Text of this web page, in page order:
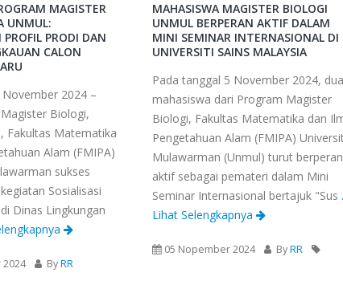
MAGISTER
UNMUL:
PROFIL PRODI DAN
CALON
2024 –
Biologi,
Fakultas Matematika
Alam (FMIPA)
sukses
Sosialisasi
Dinas Lingkungan
ByRR
MAHASISWA MAGISTER BIOLOGI
UNMUL BERPERAN AKTIF DALAM
MINI SEMINAR INTERNASIONAL DI
UNIVERSITI SAINS MALAYSIA
Pada tanggal 5 November 2024, dua
mahasiswa dari Program Magister
Biologi, Fakultas Matematika dan
Pengetahuan Alam (FMIPA)
Mulawarman (Unmul) turut berperan
aktif sebagai pemateri dalam Mini
Seminar Internasional bertajuk "Sus
Lihat Selengkapnya
05 Nopember 2024 ByRR